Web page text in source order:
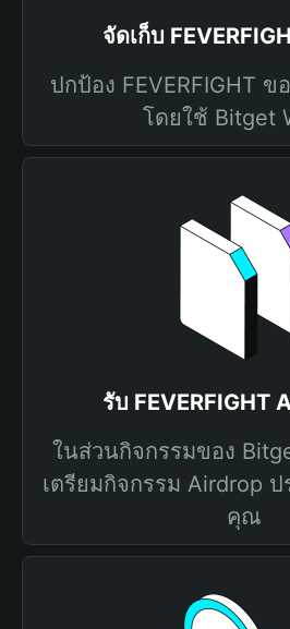
จัดเก็บ
ปกป้อง FEVERFIGHT
โดยใช้ Bitget
รับ FEVERFIGHT
ในส่วนกิจกรรมของ
เตรียมกิจกรรม Airdrop ป
คุณ